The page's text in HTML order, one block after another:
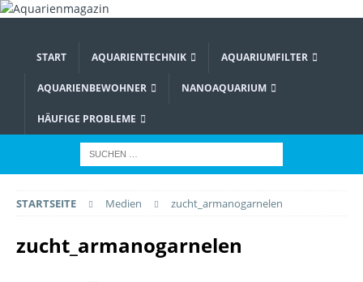
START AQUARIENTECHNIK AQUARIUMFILTER
AQUARIENBEWOHNER NANOAQUARIUM
HÄUFIGE PROBLEME
STARTSEITE Medien zucht_armanogarnelen
zucht_armanogarnelen